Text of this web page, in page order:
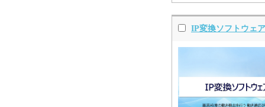
IP変換ソフトウェア